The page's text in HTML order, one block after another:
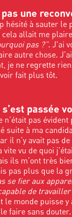
pas une
hésité à sauter
cela allait me
pas ?”. J'ai
autre chose.
je ne regrette
fait plus tôt.
passée
n’était pas
suite à ma
il n’y avait pas
vite vu de quoi
ils m’ont très
pas plus que la
se fier aux
de travailler
le monde puisse
faire sans